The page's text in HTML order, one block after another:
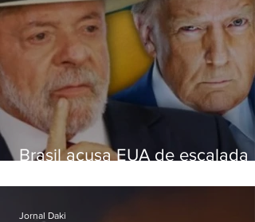
Brasil acusa EUA de escalada
embaixadora
Jornal Daki